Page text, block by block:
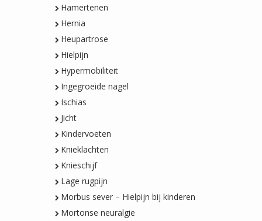
Hamertenen
Hernia
Heupartrose
Hielpijn
Hypermobiliteit
Ingegroeide nagel
Ischias
Jicht
Kindervoeten
Knieklachten
Knieschijf
Lage rugpijn
Morbus sever – Hielpijn bij kinderen
Mortonse neuralgie